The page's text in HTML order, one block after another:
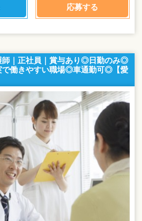
応募する
師｜正社員｜賞与あり◎日勤のみ◎
で働きやすい職場◎車通勤可◎【愛